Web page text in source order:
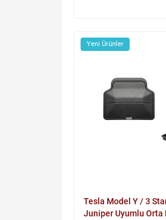
Yeni Ürünler
Tesla Model Y / 3
Juniper Uyumlu Orta